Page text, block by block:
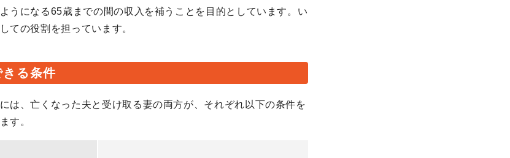
うになる65歳までの間の収入を補うことを目的としています。い
ての役割を担っています。
る条件
は、亡くなった夫と受け取る妻の両方が、それぞれ以下の条件を
す。